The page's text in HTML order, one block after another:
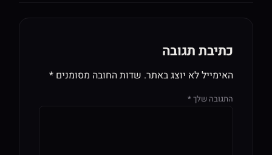
כתיבת תגובה
האימייל לא יוצג באתר. שדות החובה מסומנים *
התגובה שלך*